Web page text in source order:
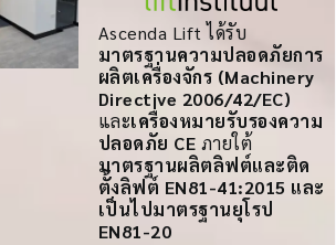
Ascenda Lift ได้รับ
มาตรฐานความปลอดภัยการ
ผลิตเครื่องจักร (Machinery
Directive 2006/42/EC)
และเครื่องหมายรับรองความ
ปลอดภัย CE ภายใต้
มาตรฐานผลิตลิฟต์และติด
ตั้งลิฟต์ EN81-41:2015 และ
เป็นไปมาตรฐานยุโรป
EN81-20